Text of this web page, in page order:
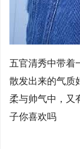
五官清秀中带着
散发出来的气质
柔与帅气中，又
子你喜欢吗